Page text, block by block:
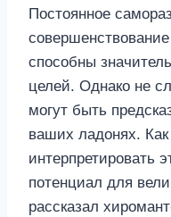
Постоянное
способны
целей. Однако не
могут быть
ваших ладонях.
интерпретировать
потенциал для
рассказал